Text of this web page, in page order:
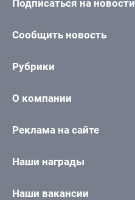
Подписаться на новости
Сообщить новость
Рубрики
О компании
Реклама на сайте
Наши награды
Наши вакансии